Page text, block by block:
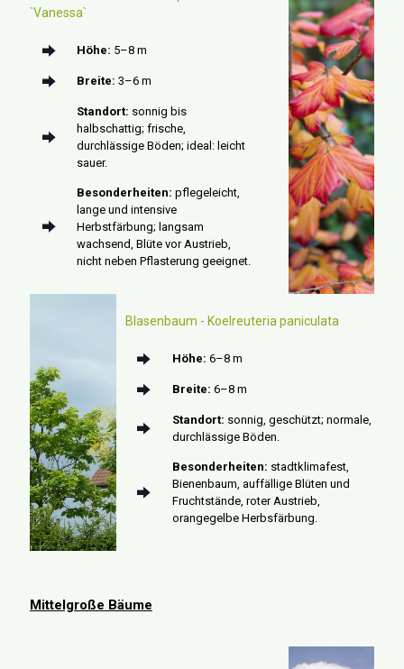
`Vanessa`
Höhe: 5–8 m
Breite: 3–6 m
Standort: sonnig bis
halbschattig; frische,
durchlässige Böden; ideal: leicht
sauer.
Besonderheiten: pflegeleicht,
lange und intensive
Herbstfärbung; langsam
wachsend, Blüte vor Austrieb,
nicht neben Pflasterung geeignet.
Blasenbaum - Koelreuteria paniculata
Höhe: 6–8 m
Breite: 6–8 m
Standort: sonnig, geschützt; normale,
durchlässige Böden.
Besonderheiten: stadtklimafest,
Bienenbaum, auffällige Blüten und
Fruchtstände, roter Austrieb,
orangegelbe Herbsfärbung.
Mittelgroße Bäume